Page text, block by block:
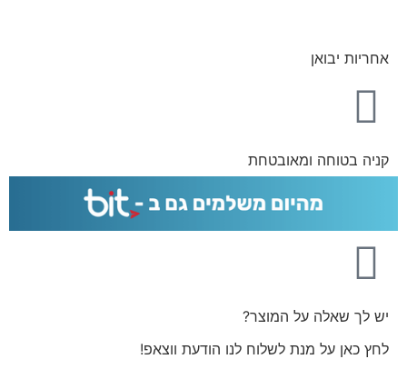
אחריות יבואן
קניה בטוחה ומאובטחת
יש לך שאלה על המוצר?
לחץ כאן על מנת לשלוח לנו הודעת ווצאפ!